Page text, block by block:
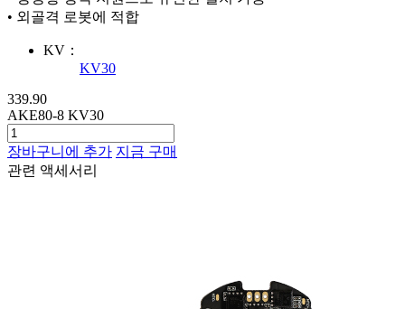
• 외골격 로봇에 적합
KV：
KV30
339.90
AKE80-8 KV30
장바구니에 추가 지금 구매
관련 액세서리